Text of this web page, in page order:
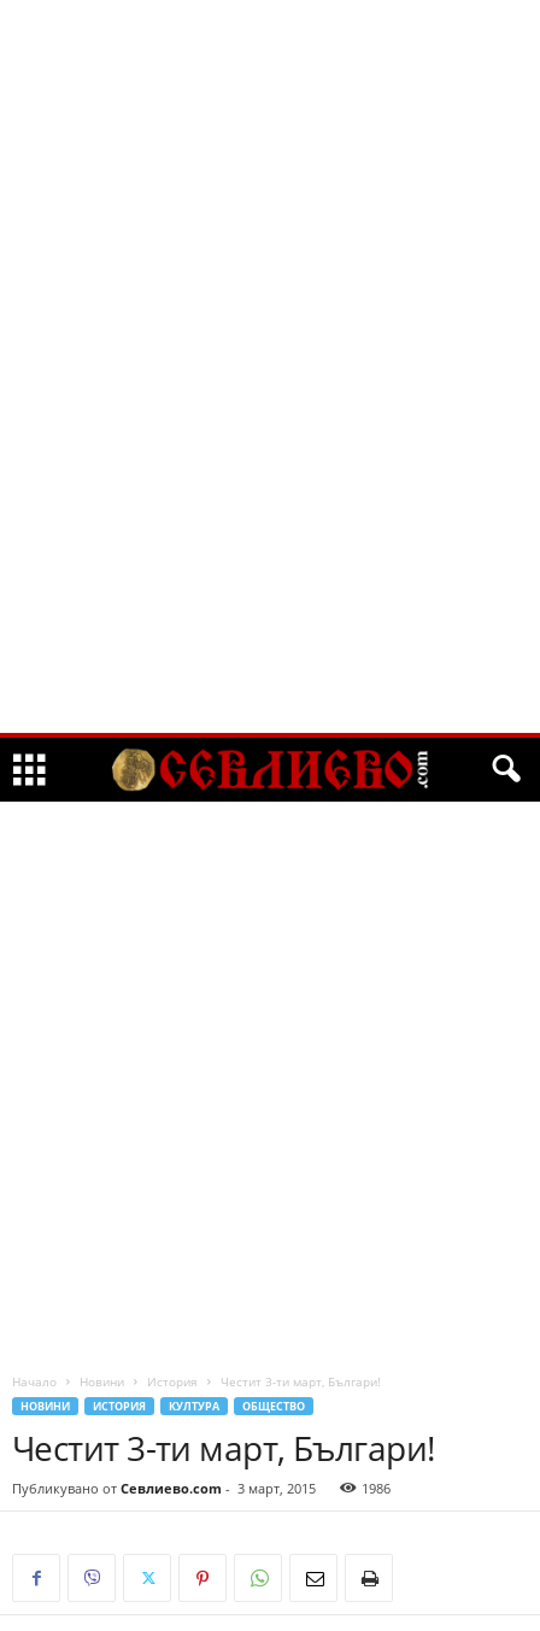
Начало Новини История Честит 3-ти март, Българи!
НОВИНИ ИСТОРИЯ КУЛТУРА ОБЩЕСТВО
Честит 3-ти март, Българи!
Публикувано от Севлиево.com - 3 март, 2015 1986